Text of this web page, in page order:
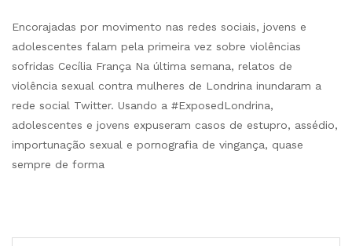
Encorajadas por movimento nas redes sociais, jovens e
adolescentes falam pela primeira vez sobre violências
sofridas Cecília França Na última semana, relatos de
violência sexual contra mulheres de Londrina inundaram a
rede social Twitter. Usando a #ExposedLondrina,
adolescentes e jovens expuseram casos de estupro, assédio,
importunação sexual e pornografia de vingança, quase
sempre de forma